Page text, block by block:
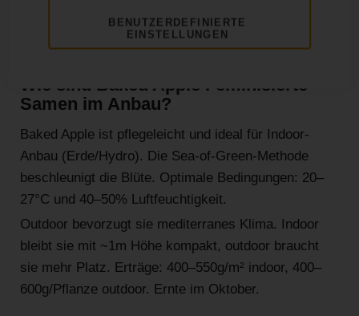
BENUTZERDEFINIERTE
EINSTELLUNGEN
Perfekt für ein ausgewogenes High nach einem
langen Tag.
Wie sind Baked Apple Feminisierte
Samen im Anbau?
Baked Apple ist pflegeleicht und ideal für Indoor-
Anbau (Erde/Hydro). Die Sea-of-Green-Methode
beschleunigt die Blüte. Optimale Bedingungen: 20–
27°C und 40–50% Luftfeuchtigkeit.
Outdoor bevorzugt sie mediterranes Klima. Indoor
bleibt sie mit ~1m Höhe kompakt, outdoor braucht
sie mehr Platz. Erträge: 400–550g/m² indoor, 400–
600g/Pflanze outdoor. Ernte im Oktober.